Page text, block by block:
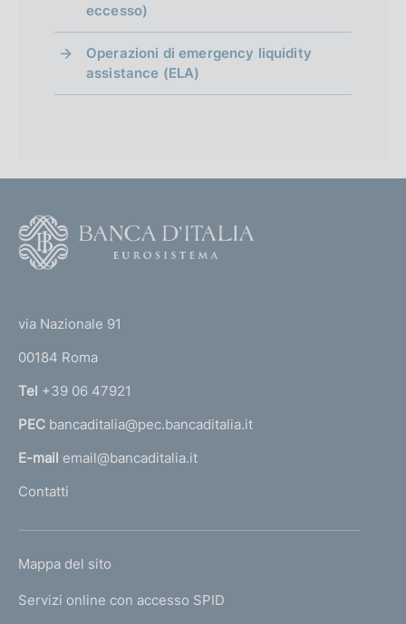
eccesso)
Operazioni di emergency liquidity
assistance (ELA)
r
n
a
l
'
m
e
via Nazionale 91
00184 Roma
Tel +39 06 47921
PEC bancaditalia@pec.bancaditalia.it
E-mail email@bancaditalia.it
Contatti
L
N
Mappa del sito
Servizi online con accesso SPID